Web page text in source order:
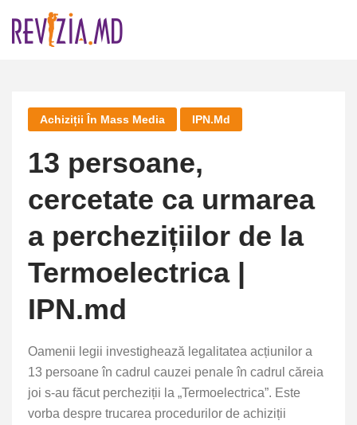
Achiziții În Mass Media IPN.md
13 persoane,
cercetate ca urmarea
a perchezițiilor de la
Termoelectrica |
IPN.md
Oamenii legii investighează legalitatea acțiunilor a
13 persoane în cadrul cauzei penale în cadrul căreia
joi s-au făcut percheziții la „Termoelectrica”. Este
vorba despre trucarea procedurilor de achiziții